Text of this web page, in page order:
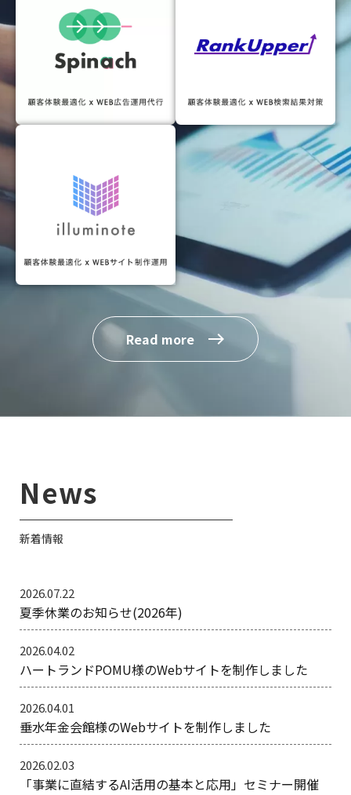
Read more east
News
新着情報
夏季休業のお知らせ(2026年)
2026.07.22
ハートランドPOMU様のWebサイトを制作しました
2026.04.02
垂水年金会館様のWebサイトを制作しました
2026.04.01
「事業に直結するAI活用の基本と応用」セミナー開催
2026.02.03